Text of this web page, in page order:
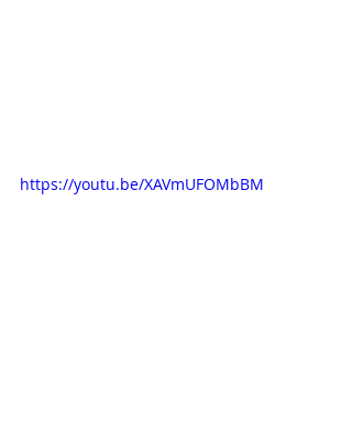
https://youtu.be/XAVmUFOMbBM